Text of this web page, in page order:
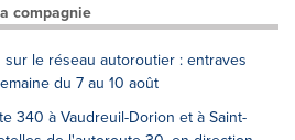
compagnie
le réseau autoroutier : entraves
du 7 au 10 août
340 à Vaudreuil-Dorion et à Saint-